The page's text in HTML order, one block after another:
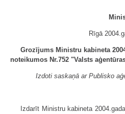
Rīgā
Grozījums Ministru kabineta
noteikumos Nr.752 "Valsts
Izdoti saskaņā ar Publisko
Izdarīt Ministru kabineta